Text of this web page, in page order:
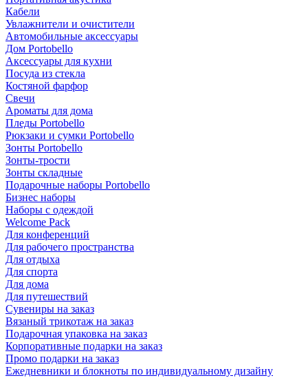
Кабели
Увлажнители и очистители
Автомобильные аксессуары
Дом Portobello
Аксессуары для кухни
Посуда из стекла
Костяной фарфор
Свечи
Ароматы для дома
Пледы Portobello
Рюкзаки и сумки Portobello
Зонты Portobello
Зонты-трости
Зонты складные
Подарочные наборы Portobello
Бизнес наборы
Наборы с одеждой
Welcome Pack
Для конференций
Для рабочего пространства
Для отдыха
Для спорта
Для дома
Для путешествий
Сувениры на заказ
Вязаный трикотаж на заказ
Подарочная упаковка на заказ
Корпоративные подарки на заказ
Промо подарки на заказ
Ежедневники и блокноты по индивидуальному дизайну